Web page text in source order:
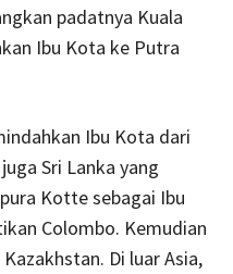
padatnya Kuala
Ibu Kota ke Putra
Ibu Kota dari
Sri Lanka yang
Kotte sebagai Ibu
Colombo. Kemudian
Di luar Asia,